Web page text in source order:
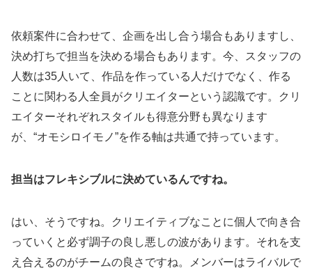
依頼案件に合わせて、企画を出し合う場合もありますし、
決め打ちで担当を決める場合もあります。今、スタッフの
人数は35人いて、作品を作っている人だけでなく、作る
ことに関わる人全員がクリエイターという認識です。クリ
エイターそれぞれスタイルも得意分野も異なります
が、“オモシロイモノ”を作る軸は共通で持っています。
担当はフレキシブルに決めているんですね。
はい、そうですね。クリエイティブなことに個人で向き合
っていくと必ず調子の良し悪しの波があります。それを支
え合えるのがチームの良さですね。メンバーはライバルで